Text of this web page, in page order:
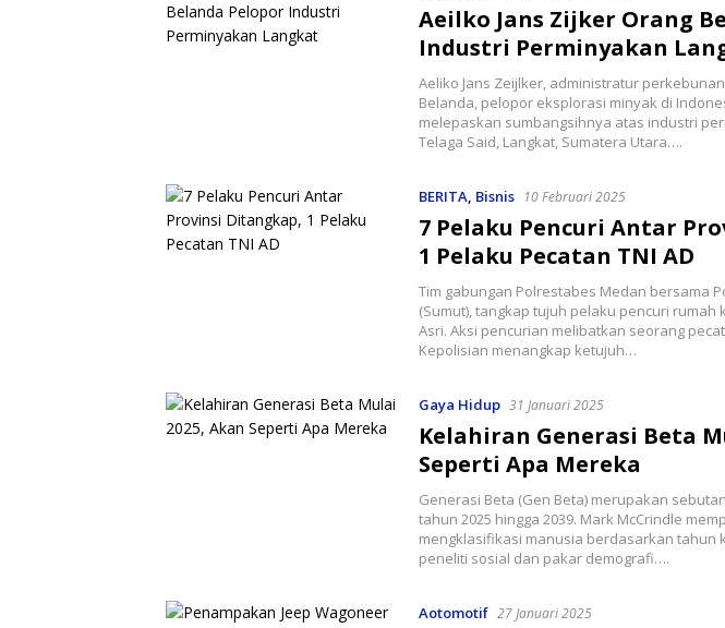
Aeilko Jans Zijker Orang
Industri Perminyakan
Aeliko Jans Zeijlker, administratur
Belanda, pelopor eksplorasi minyak di
melepaskan sumbangsihnya atas industri
Telaga Said, Langkat, Sumatera Utara….
BERITA, Bisnis 10 Februari 2025
7 Pelaku Pencuri Antar
1 Pelaku Pecatan TNI AD
Tim gabungan Polrestabes Medan bersama
(Sumut), tangkap tujuh pelaku pencuri rumah
Asri. Aksi pencurian melibatkan seorang
Kepolisian menangkap ketujuh…
Gaya Hidup 31 Januari 2025
Kelahiran Generasi Beta
Seperti Apa Mereka
Generasi Beta (Gen Beta) merupakan
tahun 2025 hingga 2039. Mark McCrindle
mengklasifikasi manusia berdasarkan tahun
peneliti sosial dan pakar demografi….
Aotomotif 27 Januari 2025